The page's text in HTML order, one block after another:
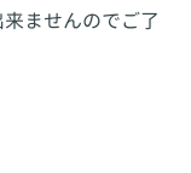
ませんのでご了